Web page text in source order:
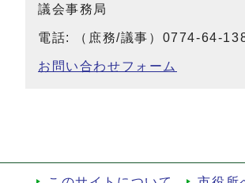
議会事務局
電話: （庶務/議事）0774-64-
お問い合わせフォーム